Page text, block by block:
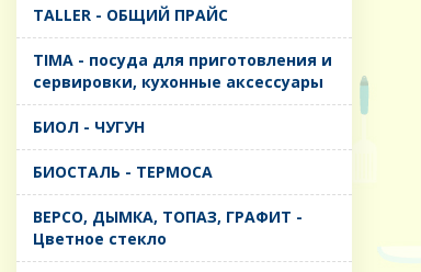
TALLER - ОБЩИЙ ПРАЙС
TIMA - посуда для приготовления и
сервировки, кухонные аксессуары
БИОЛ - ЧУГУН
БИОСТАЛЬ - ТЕРМОСА
ВЕРСО, ДЫМКА, ТОПАЗ, ГРАФИТ -
Цветное стекло